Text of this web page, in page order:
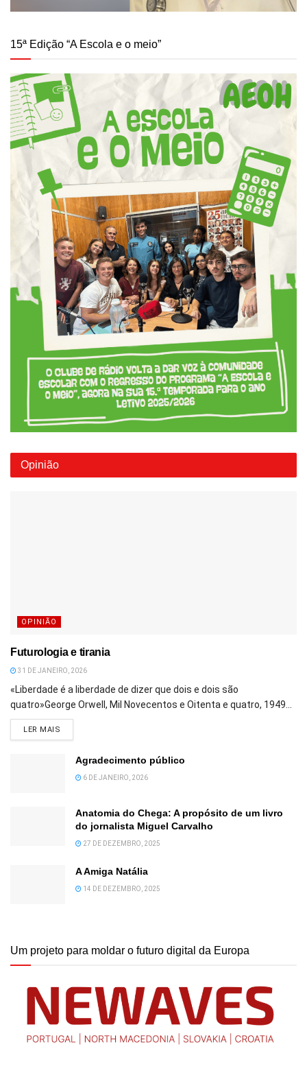
15ª Edição “A Escola e o meio”
Opinião
OPINIÃO
Futurologia e tirania
31 DE JANEIRO, 2026
«Liberdade é a liberdade de dizer que dois e dois são
quatro»George Orwell, Mil Novecentos e Oitenta e quatro, 1949...
LER MAIS
Agradecimento público
6 DE JANEIRO, 2026
Anatomia do Chega: A propósito de um livro
do jornalista Miguel Carvalho
27 DE DEZEMBRO, 2025
A Amiga Natália
14 DE DEZEMBRO, 2025
Um projeto para moldar o futuro digital da Europa